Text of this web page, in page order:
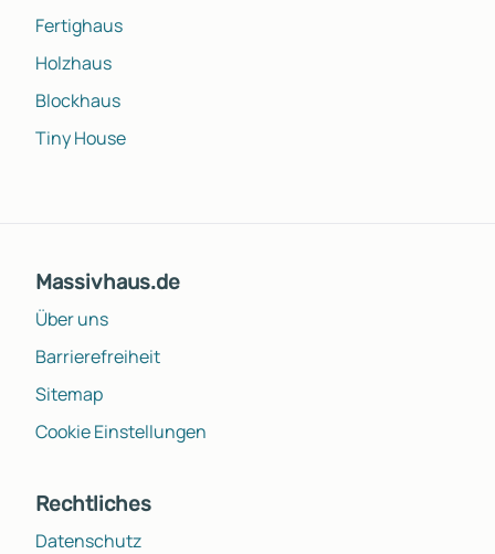
Fertighaus
Holzhaus
Blockhaus
Tiny House
Massivhaus.de
Über uns
Barrierefreiheit
Sitemap
Cookie Einstellungen
Rechtliches
Datenschutz